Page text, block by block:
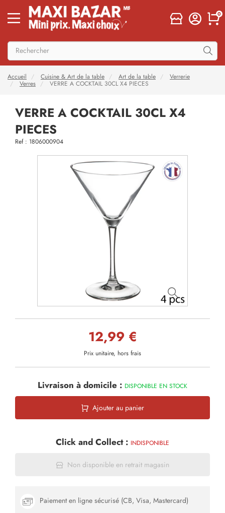
0
Accueil Cuisine & Art de la table Art de la table
Verrerie
Verres
VERRE A COCKTAIL 30CL X4 PIECES
VERRE A COCKTAIL 30CL X4
PIECES
Ref : 1806000904
12,99 €
Prix unitaire, hors frais
Livraison à domicile : DISPONIBLE EN STOCK
Ajouter au panier
Click and Collect : INDISPONIBLE
Non disponible en retrait magasin
Paiement en ligne sécurisé (CB, Visa, Mastercard)